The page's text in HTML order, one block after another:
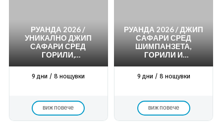
РУАНДА 2026 /
УНИКАЛНО ДЖИП
САФАРИ СРЕД
ГОРИЛИ,
ГОЛЯМАТА ПЕТОРКА
(ЛЪВ, ЛЕОПАРД, СЛОН,
9 дни / 8 нощувки
виж повече
РУАНДА 2026 / ДЖИП
САФАРИ СРЕД
ШИМПАНЗЕТА,
ГОРИЛИ И
АКАГЕРА (BIG 5) -
ПРОГРАМА 8 НОЩ
9 дни / 8 нощувки
виж повече